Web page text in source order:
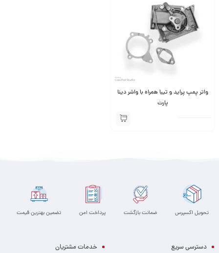
واتر پمپ پراید و تیبا همراه با واشر دینا
پارت
تحویل اکسپرس ضمانت بازگشت پرداخت امن تضمین بهترین قیمت
دسترسی سریع خدمات مشتریان